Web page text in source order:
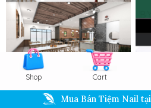
Shop Cart
Mua Bán Tiệm Nail